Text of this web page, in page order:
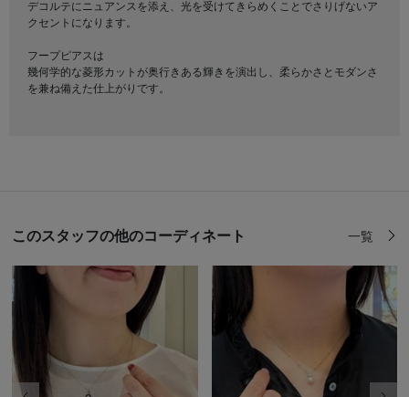
デコルテにニュアンスを添え、光を受けてきらめくことでさりげないア
クセントになります。
フープピアスは
幾何学的な菱形カットが奥行きある輝きを演出し、柔らかさとモダンさ
を兼ね備えた仕上がりです。
このスタッフの他のコーディネート 一覧